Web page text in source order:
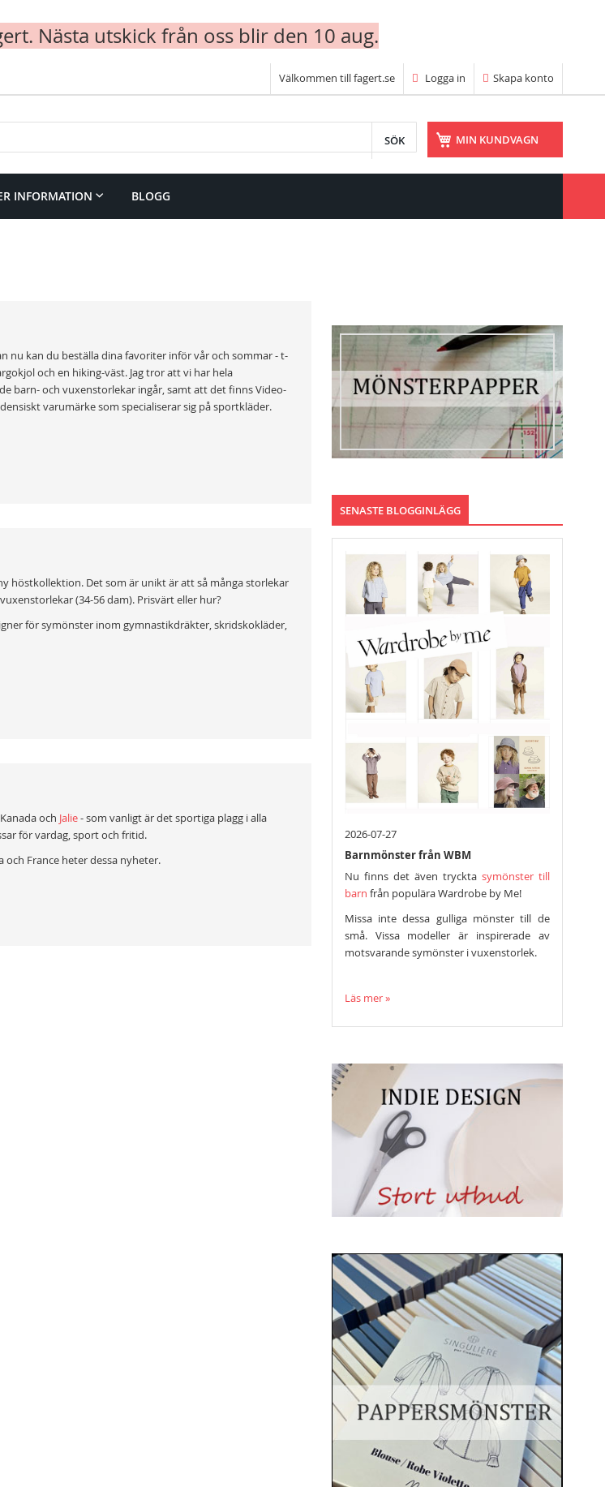
Nästa utskick från oss blir den 10 aug.
Välkommen till fagert.se Logga in Skapa konto
MIN KUNDVAGN
INFORMATION BLOGG
nu kan du beställa dina favoriter inför vår och sommar - t-
och en hiking-väst. Jag tror att vi har hela
barn- och vuxenstorlekar ingår, samt att det finns Video-
varumärke som specialiserar sig på sportkläder.
höstkollektion. Det som är unikt är att så många storlekar
(34-56 dam). Prisvärt eller hur?
för symönster inom gymnastikdräkter, skridskokläder,
och Jalie- som vanligt är det sportiga plagg i alla
för vardag, sport och fritid.
och France heter dessa nyheter.
SENASTE BLOGGINLÄGG
2026-07-27
Barnmönster från WBM
Nu finns det även tryckta symönster till
barn från populära Wardrobe by Me!
Missa inte dessa gulliga mönster till de
små. Vissa modeller är inspirerade av
motsvarande symönster i vuxenstorlek.
Läs mer »